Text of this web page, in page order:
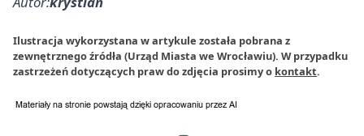
Ilustracja wykorzystana w artykule została pobrana z
zewnętrznego źródła (Urząd Miasta we Wrocławiu). W przypadku
zastrzeżeń dotyczących praw do zdjęcia prosimy o kontakt.